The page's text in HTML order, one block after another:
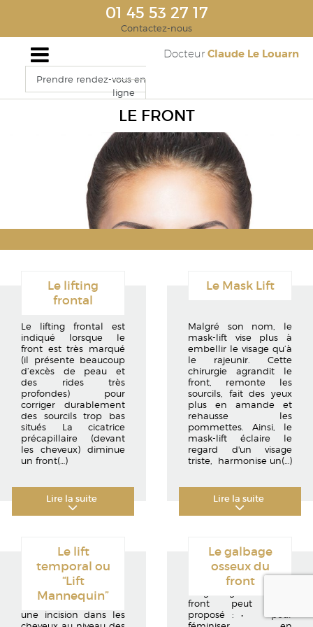
01 45 53 27 17
Contactez-nous
Docteur Claude Le Louarn
Prendre rendez-vous en
ligne
LE FRONT
Le lifting
frontal
Le lifting frontal est
indiqué lorsque le
front est très marqué
(il présente beaucoup
d’excès de peau et
des rides très
profondes) pour
corriger durablement
des sourcils trop bas
situés La cicatrice
précapillaire (devant
les cheveux) diminue
un front(…)
Lire la suite
Le Mask Lift
Malgré son nom, le
mask-lift vise plus à
embellir le visage qu’à
le rajeunir. Cette
chirurgie agrandit le
front, remonte les
sourcils, fait des yeux
plus en amande et
rehausse les
pommettes. Ainsi, le
mask-lift éclaire le
regard d'un visage
triste, harmonise un(…)
Lire la suite
Le lift
temporal ou
“Lift
Mannequin”
Le lifting mannequin
consiste à pratiquer
une incision dans les
Le galbage
osseux du
front
front peut être
proposé : • pour